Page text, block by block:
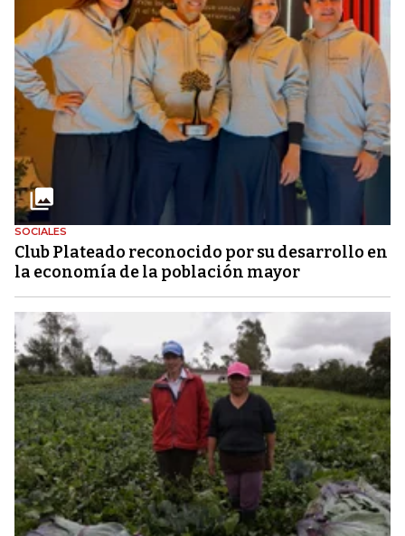
SOCIALES
Club Plateado reconocido por su desarrollo en
la economía de la población mayor